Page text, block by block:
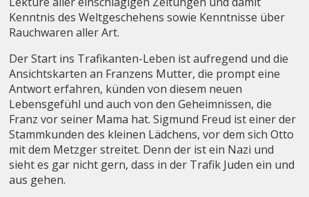
Kenntnis des Weltgeschehens sowie Kenntnisse über
Rauchwaren aller Art.
Der Start ins Trafikanten-Leben ist aufregend und die
Ansichtskarten an Franzens Mutter, die prompt eine
Antwort erfahren, künden von diesem neuen
Lebensgefühl und auch von den Geheimnissen, die
Franz vor seiner Mama hat. Sigmund Freud ist einer der
Stammkunden des kleinen Lädchens, vor dem sich Otto
mit dem Metzger streitet. Denn der ist ein Nazi und
sieht es gar nicht gern, dass in der Trafik Juden ein und
aus gehen.